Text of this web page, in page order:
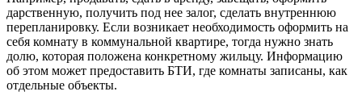
дарственную, получить под нее залог, сделать внутреннюю
перепланировку. Если возникает необходимость оформить на
себя комнату в коммунальной квартире, тогда нужно знать
долю, которая положена конкретному жильцу. Информацию
об этом может предоставить БТИ, где комнаты записаны, как
отдельные объекты.